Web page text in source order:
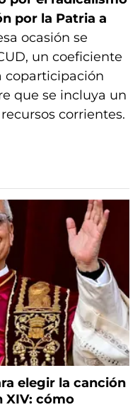
por la Patria a
ocasión se
un coeficiente
coparticipación
que se incluya un
corrientes.
elegir la canción
XIV: cómo